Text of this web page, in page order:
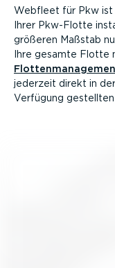
Webfleet für Pkw ist
Ihrer Pkw-Flotte
größeren Maßstab
Ihre gesamte Flotte
jederzeit direkt in der
Verfügung